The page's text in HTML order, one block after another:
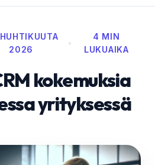
2026
•
4 MIN
LUKUAIKA
kokemuksia
yrityksessä